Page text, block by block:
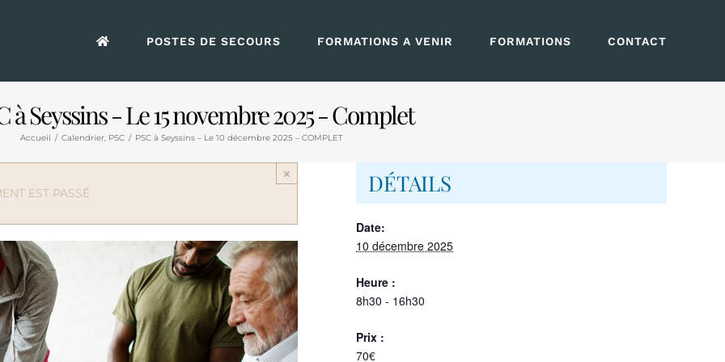
POSTES DE SECOURS FORMATIONS A VENIR FORMATIONS CONTACT
à Seyssins - Le 15 novembre 2025 - Complet
Accueil / Calendrier, PSC / PSC à Seyssins – Le 10 décembre 2025 – COMPLET
×
EST PASSÉ DÉTAILS
Date:
10 décembre 2025
Heure :
8h30 - 16h30
Prix :
70€